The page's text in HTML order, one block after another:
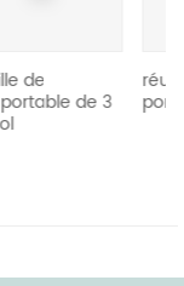
réutiliser le stylo à
portable de 5 ml